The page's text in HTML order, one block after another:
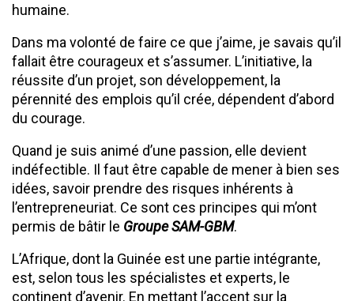
humaine.
Dans ma volonté de faire ce que j’aime, je savais qu’il
fallait être courageux et s’assumer. L’initiative, la
réussite d’un projet, son développement, la
pérennité des emplois qu’il crée, dépendent d’abord
du courage.
Quand je suis animé d’une passion, elle devient
indéfectible. Il faut être capable de mener à bien ses
idées, savoir prendre des risques inhérents à
l’entrepreneuriat. Ce sont ces principes qui m’ont
permis de bâtir le Groupe SAM-GBM.
L’Afrique, dont la Guinée est une partie intégrante,
est, selon tous les spécialistes et experts, le
continent d’avenir. En mettant l’accent sur la